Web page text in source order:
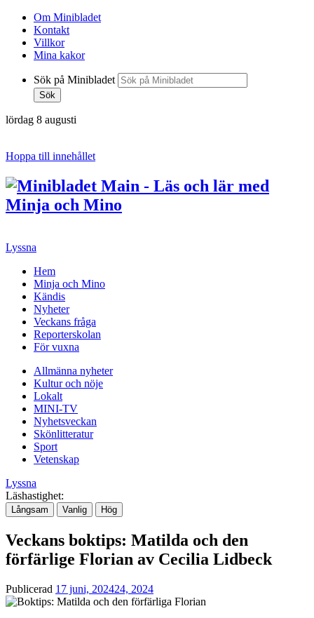
Om Minibladet
Kontakt
Villkor
Mina kakor
Sök på Minibladet
Sök
lördag 8 augusti
Hoppa till innehållet
Lyssna
Hem
Minja och Mino
Kändis
Nyheter
Veckans fråga
Reporterskolan
För vuxna
Allmänna nyheter
Kultur och nöje
Lokalt
MINI-TV
Nyhetsveckan
Skönlitteratur
Sport
Vetenskap
Lyssna
Läshastighet:
Långsam Vanlig Hög
Veckans boktips: Matilda och den
förfärlige Florian av Cecilia Lidbeck
Publicerad 17 juni, 202424, 2024